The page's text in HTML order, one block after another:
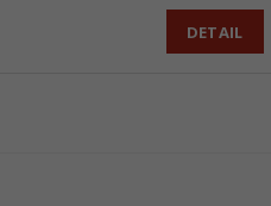
DETAIL